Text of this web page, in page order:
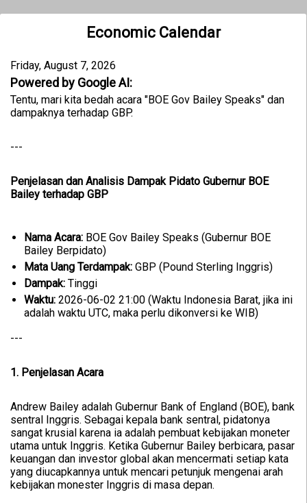
Economic Calendar
Friday, August 7, 2026
Powered by Google AI:
Tentu, mari kita bedah acara "BOE Gov Bailey Speaks" dan
dampaknya terhadap GBP.
---
Penjelasan dan Analisis Dampak Pidato Gubernur BOE
Bailey terhadap GBP
Nama Acara: BOE Gov Bailey Speaks (Gubernur BOE
Bailey Berpidato)
Mata Uang Terdampak: GBP (Pound Sterling Inggris)
Dampak: Tinggi
Waktu: 2026-06-02 21:00 (Waktu Indonesia Barat, jika ini
adalah waktu UTC, maka perlu dikonversi ke WIB)
---
1. Penjelasan Acara
Andrew Bailey adalah Gubernur Bank of England (BOE), bank
sentral Inggris. Sebagai kepala bank sentral, pidatonya
sangat krusial karena ia adalah pembuat kebijakan moneter
utama untuk Inggris. Ketika Gubernur Bailey berbicara, pasar
keuangan dan investor global akan mencermati setiap kata
yang diucapkannya untuk mencari petunjuk mengenai arah
kebijakan monester Inggris di masa depan.